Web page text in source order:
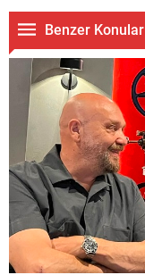
Benzer Konular